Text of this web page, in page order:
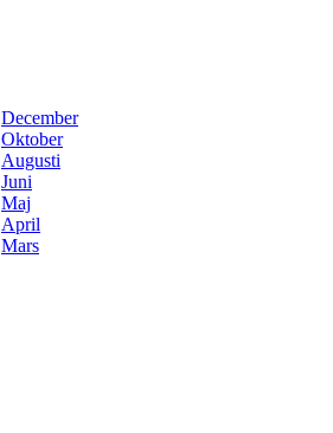
December
Oktober
Augusti
Juni
Maj
April
Mars